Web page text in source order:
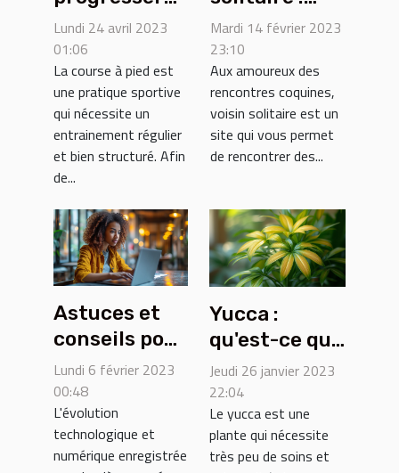
en course à
pied
Lundi 24 avril 2023
01:06
La course à pied est
une pratique sportive
qui nécessite un
entrainement régulier
et bien structuré. Afin
de...
Comment
fonctionne
ce site ?
Mardi 14 février 2023
23:10
Aux amoureux des
rencontres coquines,
voisin solitaire est un
site qui vous permet
de rencontrer des...
Astuces et
conseils pour
trouver du
boulot sur le
net
Lundi 6 février 2023
00:48
L'évolution
technologique et
numérique enregistrée
Yucca :
qu'est-ce qui
cause le
jaunissement
des feuilles
et comment
Jeudi 26 janvier 2023
22:04
Le yucca est une
plante qui nécessite
très peu de soins et